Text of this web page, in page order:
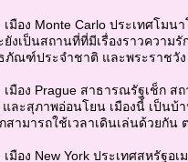
มือง Monte Carlo ประเทศโม
ยังเป็นสถานที่ที่มีเรื่องราวความ
ภัณฑ์ประจำชาติ และพระราชวัง
เมือง Prague สาธารณรัฐเช็ก
ละสุภาพอ่อนโยน เมืองนี้ เป็นบ้
สามารถใช้เวลาเดินเล่นด้วยกัน
มือง New York ประเทศสหรัฐอ